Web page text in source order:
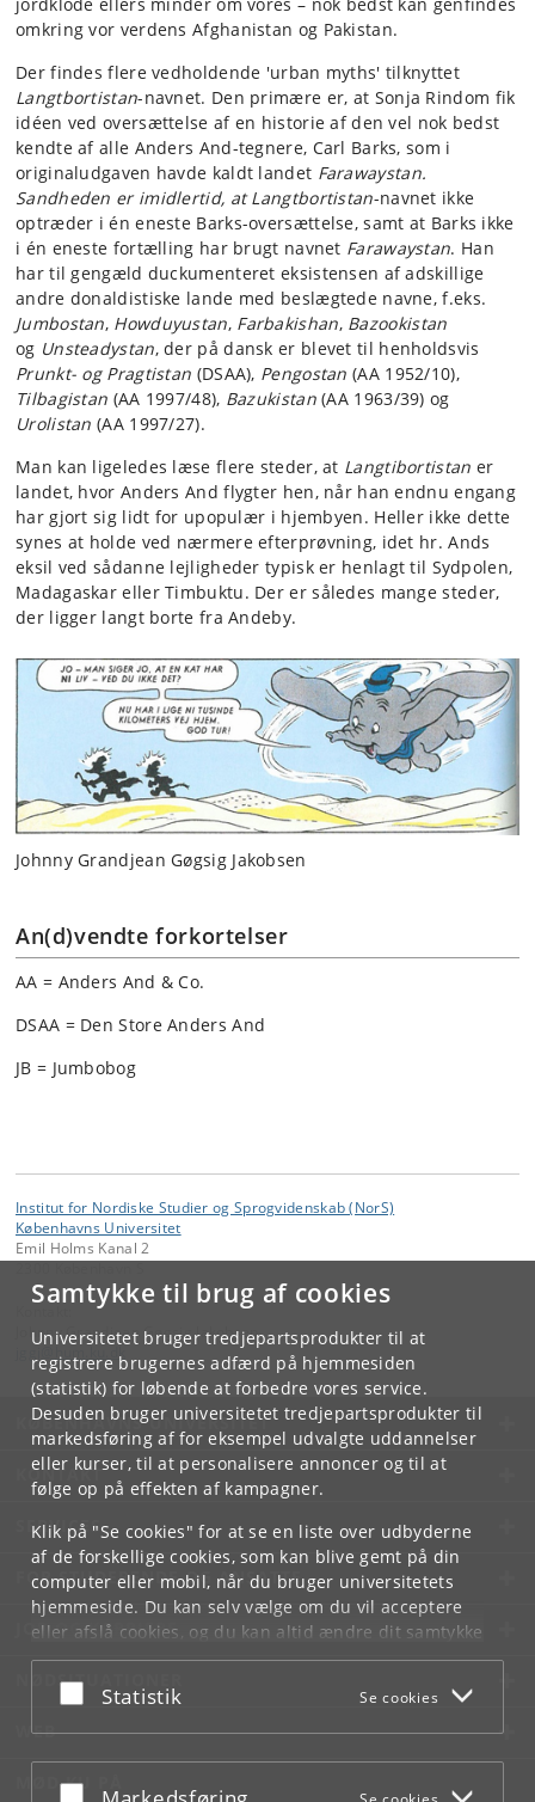
Samtykke til brug af cookies
Universitetet bruger tredjepartsprodukter til at
registrere brugernes adfærd på hjemmesiden
(statistik) for løbende at forbedre vores service.
Desuden bruger universitetet tredjepartsprodukter til
markedsføring af for eksempel udvalgte uddannelser
eller kurser, til at personalisere annoncer og til at
følge op på effekten af kampagner.
Klik på "Se cookies" for at se en liste over udbyderne
af de forskellige cookies, som kan blive gemt på din
computer eller mobil, når du bruger universitetets
hjemmeside. Du kan selv vælge om du vil acceptere
eller afslå cookies, og du kan altid ændre dit samtykke
underCookie- og privatlivspolitiksom du finder i
bunden af hver side.
Acceptér eller afslå
Statistik Se cookies
Acceptér eller afslå
omkring vor verdens Afghanistan og Pakistan.
Der findes flere vedholdende 'urban myths' tilknyttet
Langtbortistan-navnet. Den primære er, at Sonja Rindom fik
idéen ved oversættelse af en historie af den vel nok bedst
kendte af alle Anders And-tegnere, Carl Barks, som i
originaludgaven havde kaldt landet Farawaystan.
Sandheden er imidlertid, at Langtbortistan-navnet ikke
optræder i én eneste Barks-oversættelse, samt at Barks ikke
i én eneste fortælling har brugt navnet Farawaystan. Han
har til gengæld duckumenteret eksistensen af adskillige
andre donaldistiske lande med beslægtede navne, f.eks.
Jumbostan, Howduyustan, Farbakishan, Bazookistan
og Unsteadystan, der på dansk er blevet til henholdsvis
Prunkt- og Pragtistan (DSAA), Pengostan (AA 1952/10),
Tilbagistan (AA 1997/48), Bazukistan(AA 1963/39) og
Urolistan (AA 1997/27).
Man kan ligeledes læse flere steder, at Langtibortistan er
landet, hvor Anders And flygter hen, når han endnu engang
har gjort sig lidt for upopulær i hjembyen. Heller ikke dette
synes at holde ved nærmere efterprøvning, idet hr. Ands
eksil ved sådanne lejligheder typisk er henlagt til Sydpolen,
Madagaskar eller Timbuktu. Der er således mange steder,
der ligger langt borte fra Andeby.
Johnny Grandjean Gøgsig Jakobsen
An(d)vendte forkortelser
AA = Anders And & Co.
DSAA = Den Store Anders And
JB = Jumbobog
Institut for Nordiske Studier og Sprogvidenskab (NorS)
Københavns Universitet
Emil Holms Kanal 2
Johnny Grandjean Gøgsig Jakobsen
KØBENHAVNS UNIVERSITET
KONTAKT
SERVICES
FOR STUDERENDE OG ANSATTE
JOB OG KARRIERE
NØDSITUATIONER
WEB
MØD KU PÅ